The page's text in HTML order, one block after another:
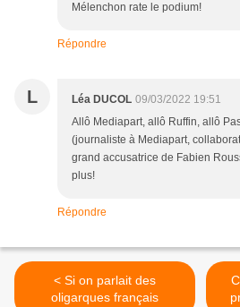
Mélenchon rate le podium!
Répondre
L Léa DUCOL 09/03/2022 19:51
Allô Mediapart, allô Ruffin, allô
(journaliste à Mediapart,
grand accusatrice de Fabien
plus!
Répondre
< Si on parlait des
oligarques français